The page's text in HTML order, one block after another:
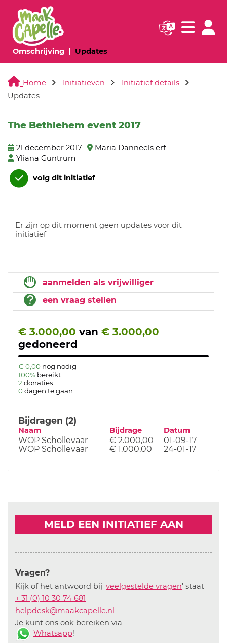
Omschrijving(huidige pagina)
Updates(huidige pagina)
Navigatie
Home Initiatieven
Initiatief details
Updates
The Bethlehem event 2017
21 december 2017
Maria Danneels erf
Yliana Guntrum
volg dit initiatief
Er zijn op dit moment geen updates voor dit
initiatief
aanmelden als vrijwilliger
een vraag stellen
€ 3.000,00 van € 3.000,00
gedoneerd
€ 0,00 nog nodig
100% bereikt
2 donaties
0 dagen te gaan
Bijdragen (2)
Naam Bijdrage Datum
WOP Schollevaar € 2.000,00
01-09-17
WOP Schollevaar
€ 1.000,00 24-01-17
MELD EEN INITIATIEF AAN
Vragen?
Kijk of het antwoord bij 'veelgestelde vragen' staat
+ 31 (0) 10 30 74 681
helpdesk@maakcapelle.nl
Je kunt ons ook bereiken via
Whatsapp!